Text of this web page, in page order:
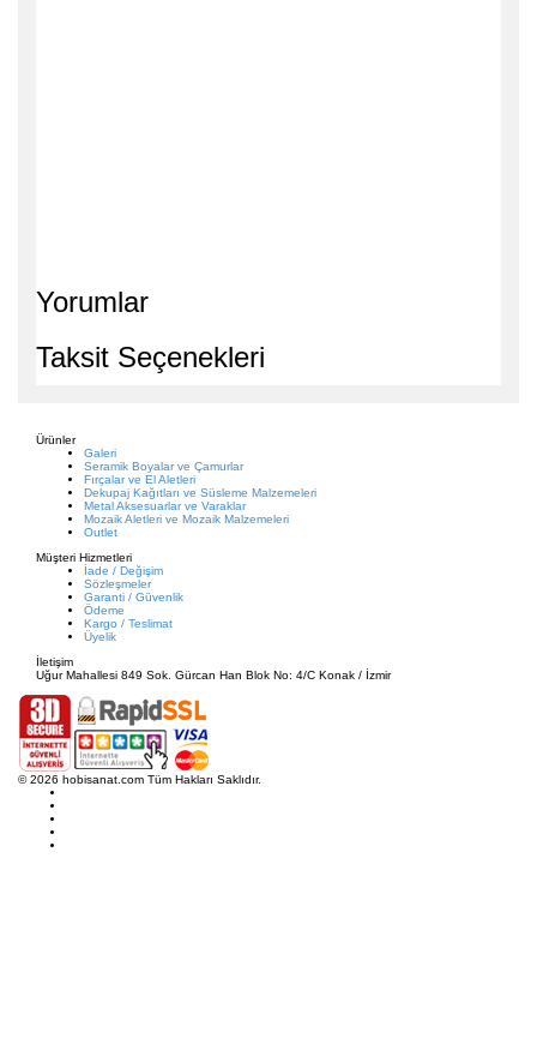
Yorumlar
Taksit Seçenekleri
Ürünler
Galeri
Seramik Boyalar ve Çamurlar
Fırçalar ve El Aletleri
Dekupaj Kağıtları ve Süsleme Malzemeleri
Metal Aksesuarlar ve Varaklar
Mozaik Aletleri ve Mozaik Malzemeleri
Outlet
Müşteri Hizmetleri
İade / Değişim
Sözleşmeler
Garanti / Güvenlik
Ödeme
Kargo / Teslimat
Üyelik
İletişim
Uğur Mahallesi 849 Sok. Gürcan Han Blok No: 4/C Konak / İzmir
© 2026 hobisanat.com Tüm Hakları Saklıdır.